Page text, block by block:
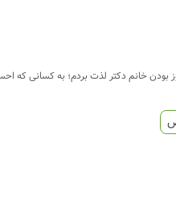
بودن خانم دکتر لذت بردم؛ به کسانی که